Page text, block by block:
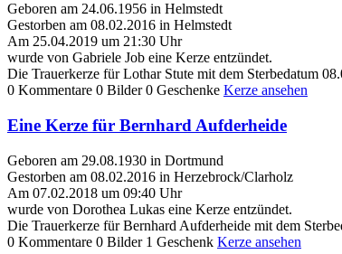
Geboren am 24.06.1956 in Helmstedt
Gestorben am 08.02.2016 in Helmstedt
Am 25.04.2019 um 21:30 Uhr
wurde von Gabriele Job eine Kerze entzündet.
Die Trauerkerze für Lothar Stute mit dem Sterbedatum
0 Kommentare 0 Bilder 0 Geschenke Kerze ansehen
Eine Kerze für Bernhard Aufderheide
Geboren am 29.08.1930 in Dortmund
Gestorben am 08.02.2016 in Herzebrock/Clarholz
Am 07.02.2018 um 09:40 Uhr
wurde von Dorothea Lukas eine Kerze entzündet.
Die Trauerkerze für Bernhard Aufderheide mit dem
0 Kommentare 0 Bilder 1 Geschenk Kerze ansehen